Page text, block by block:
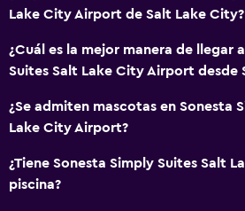
Salud y seguridad
Seguridad las 24 horas
Caja fuerte
Botiquín de primeros auxilios
Cámaras CCTV en zonas comunes
Lake City Airport de Salt Lake City?
¿Cuál es la mejor manera de llegar
Suites Salt Lake City Airport desde
¿Se admiten mascotas en Sonesta
Lake City Airport?
¿Tiene Sonesta Simply Suites Salt
piscina?